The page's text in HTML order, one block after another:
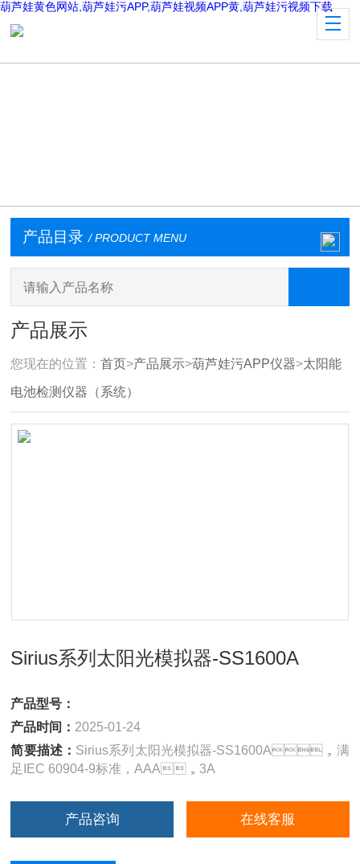
葫芦娃黄色网站,葫芦娃污APP,葫芦娃视频APP黄,葫芦娃污视频下载
产品目录 / PRODUCT MENU
产品展示
您现在的位置：首页>产品展示>葫芦娃污APP仪器>太阳能
电池检测仪器（系统）
Sirius系列太阳光模拟器-SS1600A
产品型号：
产品时间： 2025-01-24
简要描述： Sirius系列太阳光模拟器-SS1600A，满
足IEC 60904-9标准，AAA，3A
产品咨询 在线客服